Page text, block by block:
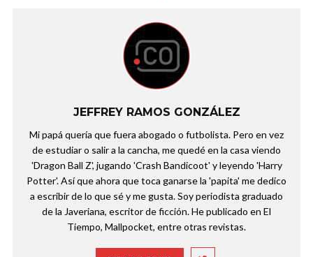
JEFFREY RAMOS GONZÁLEZ
Mi papá quería que fuera abogado o futbolista. Pero en vez
de estudiar o salir a la cancha, me quedé en la casa viendo
'Dragon Ball Z', jugando 'Crash Bandicoot' y leyendo 'Harry
Potter'. Así que ahora que toca ganarse la 'papita' me dedico
a escribir de lo que sé y me gusta. Soy periodista graduado
de la Javeriana, escritor de ficción. He publicado en El
Tiempo, Mallpocket, entre otras revistas.